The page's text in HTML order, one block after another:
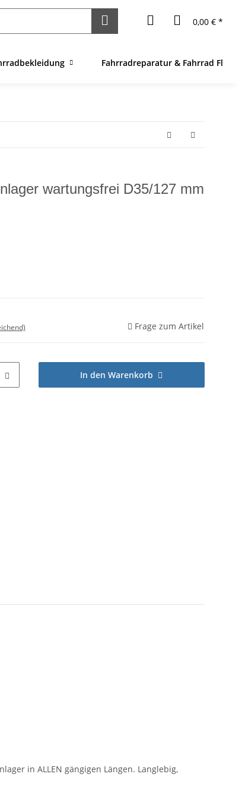
0,00 € *
Fahrradreparatur & Fahrrad
wartungsfrei D35/127 mm
Frage zum Artikel
In den Warenkorb
in ALLEN gängigen Längen. Langlebig,